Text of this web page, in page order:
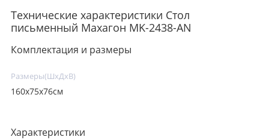
Технические характеристики Стол
письменный Махагон MK-2438-AN
Комплектация и размеры
Размеры(ШхДхВ)
160х75х76см
Характеристики